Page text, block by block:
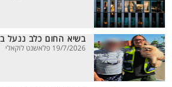
בשיא החום כלב ננעל
19/7/2026 פלאשנט לוקאלי